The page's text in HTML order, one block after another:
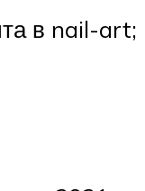
в nail-art;